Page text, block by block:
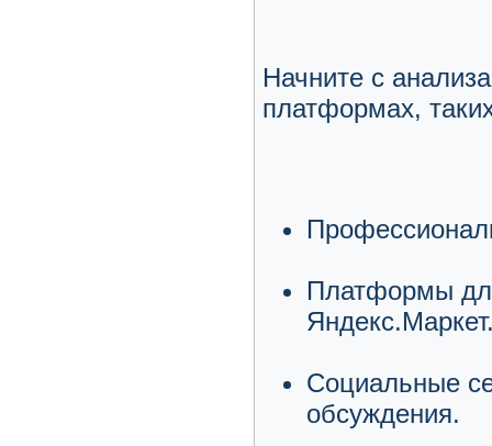
Начните с
платформах,
Платформы
Социальные
обсуждения.